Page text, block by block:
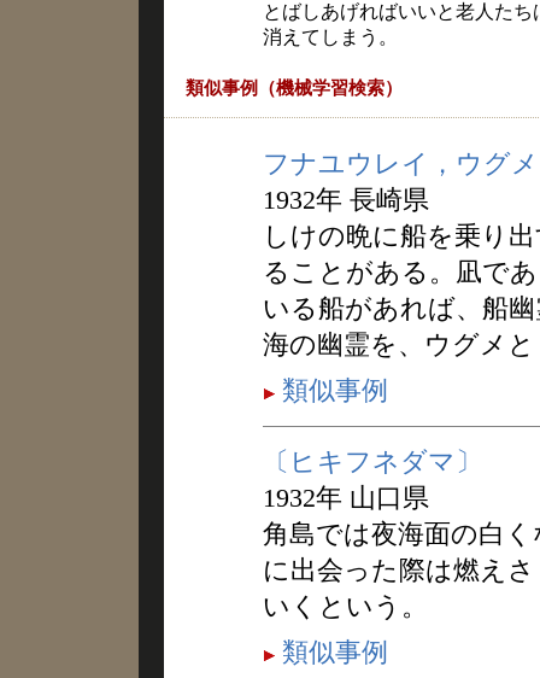
とばしあげればいいと老人た
消えてしまう。
類似事例（機械学習検索）
フナユウレイ，ウグメ
1932年 長崎県
しけの晩に船を乗り
ることがある。凪で
いる船があれば、船
海の幽霊を、ウグメ
類似事例
〔ヒキフネダマ〕
1932年 山口県
角島では夜海面の白
に出会った際は燃え
いくという。
類似事例